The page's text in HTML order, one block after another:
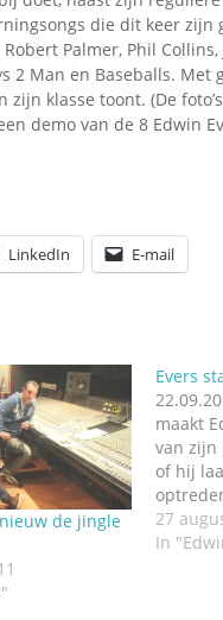
die dit keer zijn
Palmer, Phil Collins,
2 Man en Baseballs.
klasse toont. (De
demo van de 8 Edwin
LinkedIn E-mail
de jingle
Evers
maakt
van zijn
of hij
een
27
In